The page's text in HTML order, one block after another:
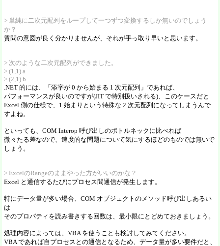
> 単純に二次元配列をループして一つずつ変換するしか無いのでしょう
か？
質問の意図が良く分かりませんが、それが手っ取り早いと思います。
> 次のような二次元配列ができました。
> (1,1) a
> (2,1) b
.NET 的には、「添字が 0 から始まる 1 次元配列」であれば、
パフォーマンスが良いのですが(JIT で特別扱いされる)、このケースだと
Excel 側の仕様で、1 始まりという特殊な 2 次元配列になってしまうんで
すよね。
といっても、COM Interop 呼び出しのボトルネックに比べれば
微々たる差なので、速度的な問題について気にするほどのものでは無いで
しょう。
> ExcelのRangeのままやった方がいいのかな？
Excel と通信するたびにプロセス間通信が発生します。
特にデータ量が多い場合、COM オブジェクトのメソッド呼び出しあるい
は
そのプロパティを読み書きする回数は、最小限にとどめておきましょう。
処理内容によっては、VBA を使うことも検討してみてください。
VBA であれば自プロセスとの通信となるため、データ量が多い要件だと、